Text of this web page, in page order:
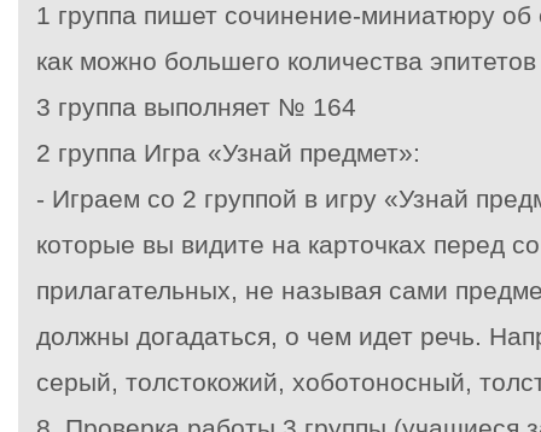
1 группа пишет сочинение-миниатюру
как можно большего количества эпитетов
3 группа выполняет № 164
2 группа Игра «Узнай предмет»:
- Играем со 2 группой в игру «Узнай
которые вы видите на карточках перед
прилагательных, не называя сами
должны догадаться, о чем идет речь.
серый, толстокожий, хоботоносный,